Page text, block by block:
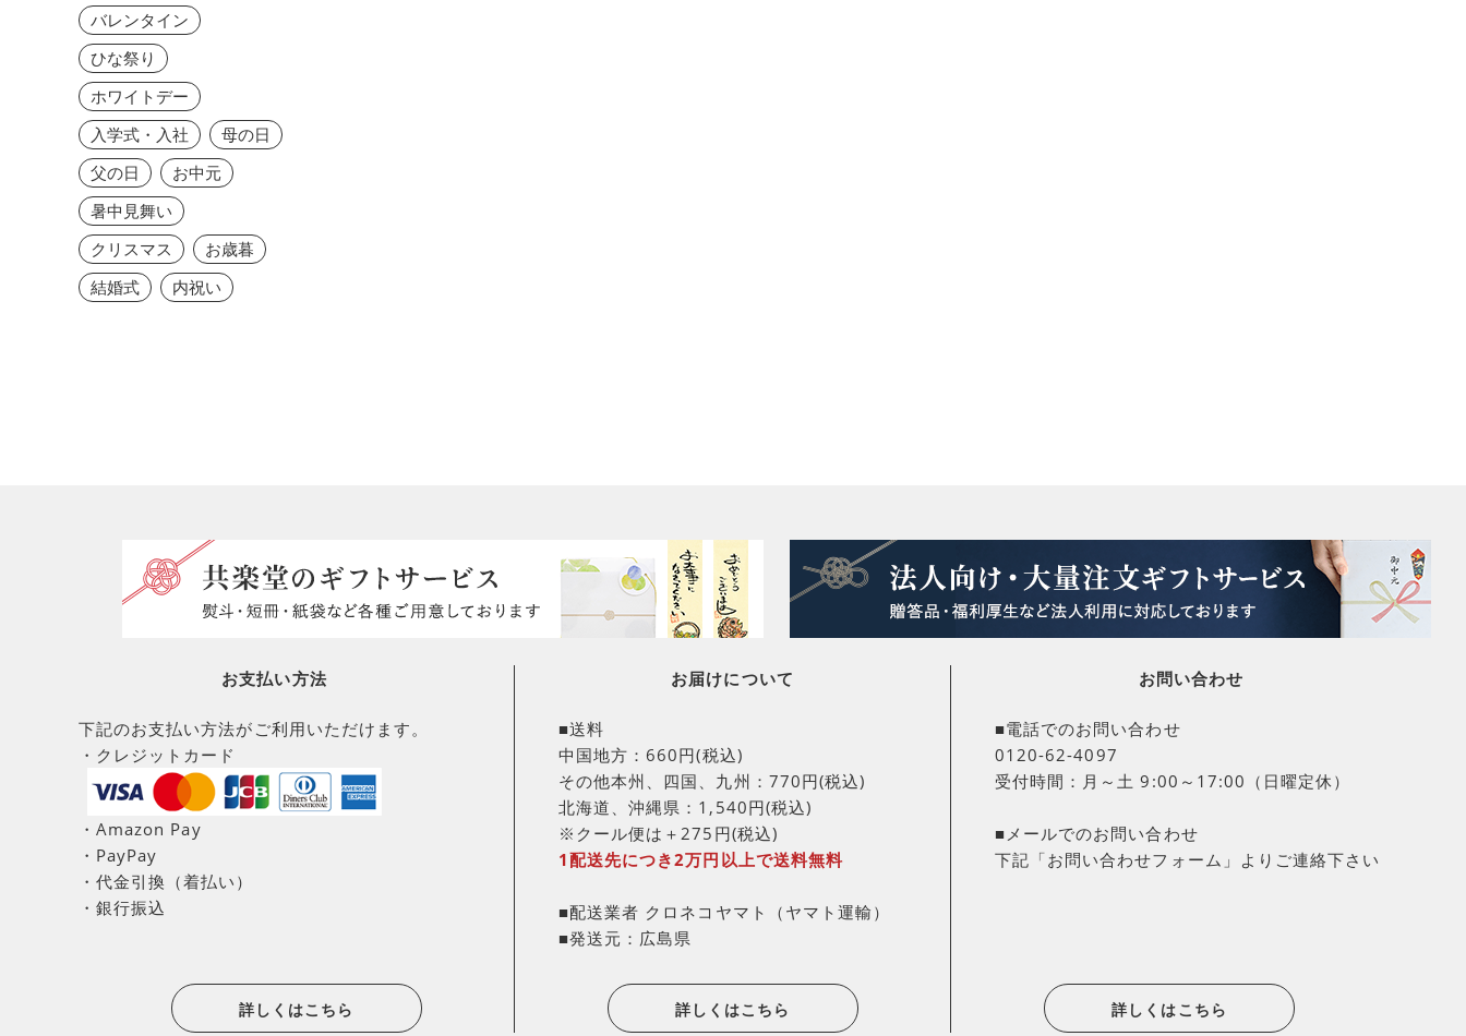
バレンタイン
ひな祭り
ホワイトデー
入学式・入社
母の日
父の日
お中元
暑中見舞い
クリスマス
お歳暮
結婚式
内祝い
お支払い方法
下記のお支払い方法がご利用いただけます。
・クレジットカード
・Amazon Pay
・PayPay
・代金引換（着払い）
・銀行振込
詳しくはこちら
お届けについて
■送料
中国地方：660円(税込)
その他本州、四国、九州：770円(税込)
北海道、沖縄県：1,540円(税込)
※クール便は＋275円(税込)
1配送先につき2万円以上で送料無料
■配送業者 クロネコヤマト（ヤマト運輸）
■発送元：広島県
詳しくはこちら
お問い合わせ
■電話でのお問い合わせ
0120-62-4097
受付時間：月～土 9:00～17:00（日曜定休）
■メールでのお問い合わせ
下記「お問い合わせフォーム」よりご連絡下さい
詳しくはこちら